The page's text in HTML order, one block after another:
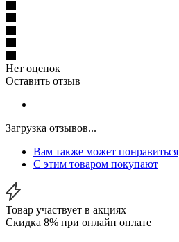
Нет оценок
Оставить отзыв
Загрузка отзывов...
Вам также может понравиться
С этим товаром покупают
Товар участвует в акциях
Скидка 8% при онлайн оплате